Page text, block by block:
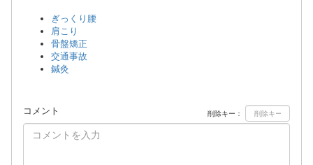
ぎっくり腰
肩こり
骨盤矯正
交通事故
鍼灸
コメント 削除キー：